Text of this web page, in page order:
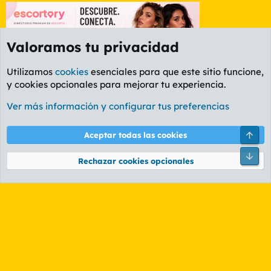
Foro Cine
Cookies
PL OLDSTYLE AMARILLO
Términos y reglas Política de privacidad Ayuda
Community platform by XenForo® © 2010-2026 XenForo Ltd.
Valoramos tu privacidad
Utilizamos cookies esenciales para que este sitio funcione,
y cookies opcionales para mejorar tu experiencia.
Ver más información y configurar tus preferencias
Aceptar todas las cookies
Rechazar cookies opcionales
Pie